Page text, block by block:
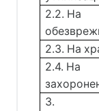
2.2. На
2.3. На
2.4. На
3.